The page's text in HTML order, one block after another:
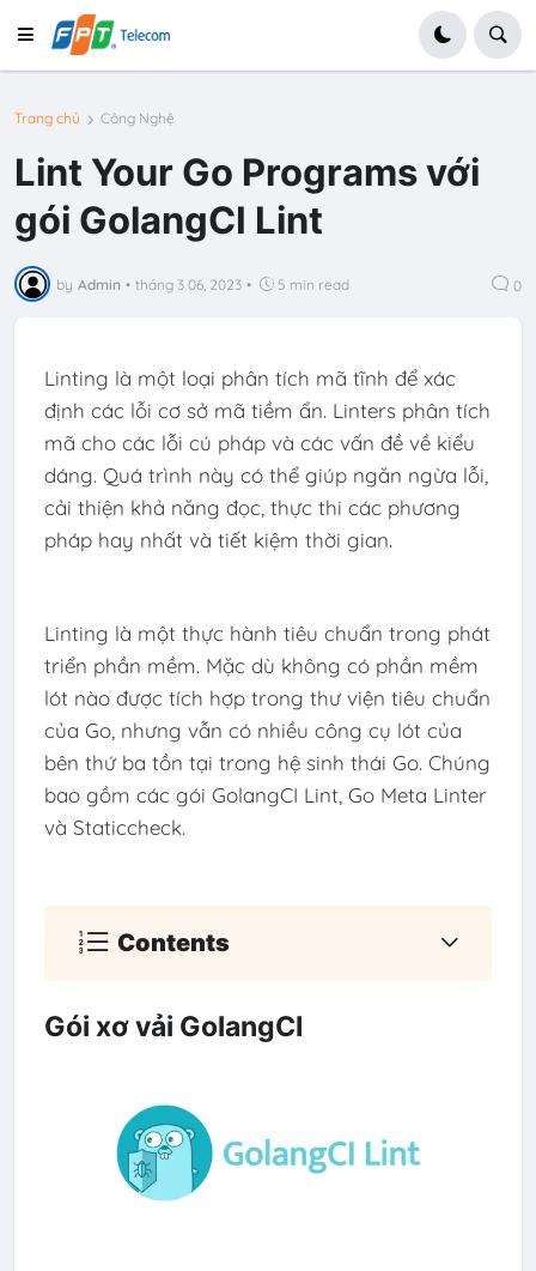
Trang chủ Công Nghệ
Lint Your Go Programs với
gói GolangCI Lint
by Admin • tháng 3 06, 2023 • 5 min read 0
Linting là một loại phân tích mã tĩnh để xác
định các lỗi cơ sở mã tiềm ẩn. Linters phân tích
mã cho các lỗi cú pháp và các vấn đề về kiểu
dáng. Quá trình này có thể giúp ngăn ngừa lỗi,
cải thiện khả năng đọc, thực thi các phương
pháp hay nhất và tiết kiệm thời gian.
Linting là một thực hành tiêu chuẩn trong phát
triển phần mềm. Mặc dù không có phần mềm
lót nào được tích hợp trong thư viện tiêu chuẩn
của Go, nhưng vẫn có nhiều công cụ lót của
bên thứ ba tồn tại trong hệ sinh thái Go. Chúng
bao gồm các gói GolangCI Lint, Go Meta Linter
và Staticcheck.
Contents
Gói xơ vải GolangCI